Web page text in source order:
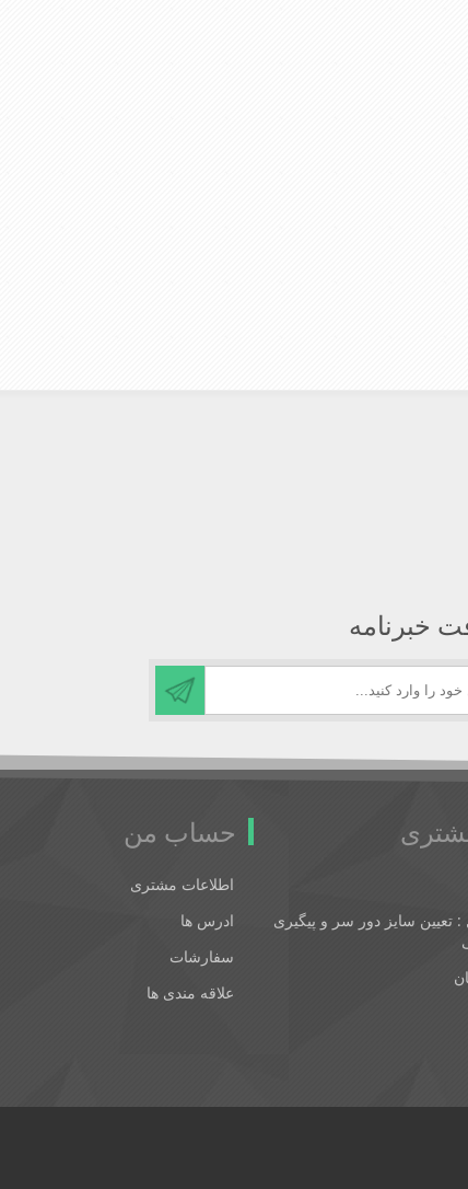
خبرنامه
: تعیین سایز دور سر و پیگیری
حساب من
اطلاعات مشتری
ادرس ها
سفارشات
علاقه مندی ها